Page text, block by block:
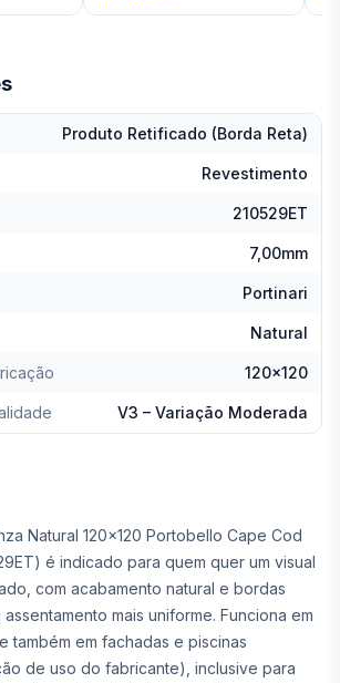
Produto Retificado (Borda Reta)
Revestimento
210529ET
7,00mm
Portinari
Natural
120x120
V3 – Variação Moderada
Natural 120x120 Portobello Cape Cod
é indicado para quem quer um visual
com acabamento natural e bordas
mais uniforme. Funciona em
também em fachadas e piscinas
de uso do fabricante), inclusive para